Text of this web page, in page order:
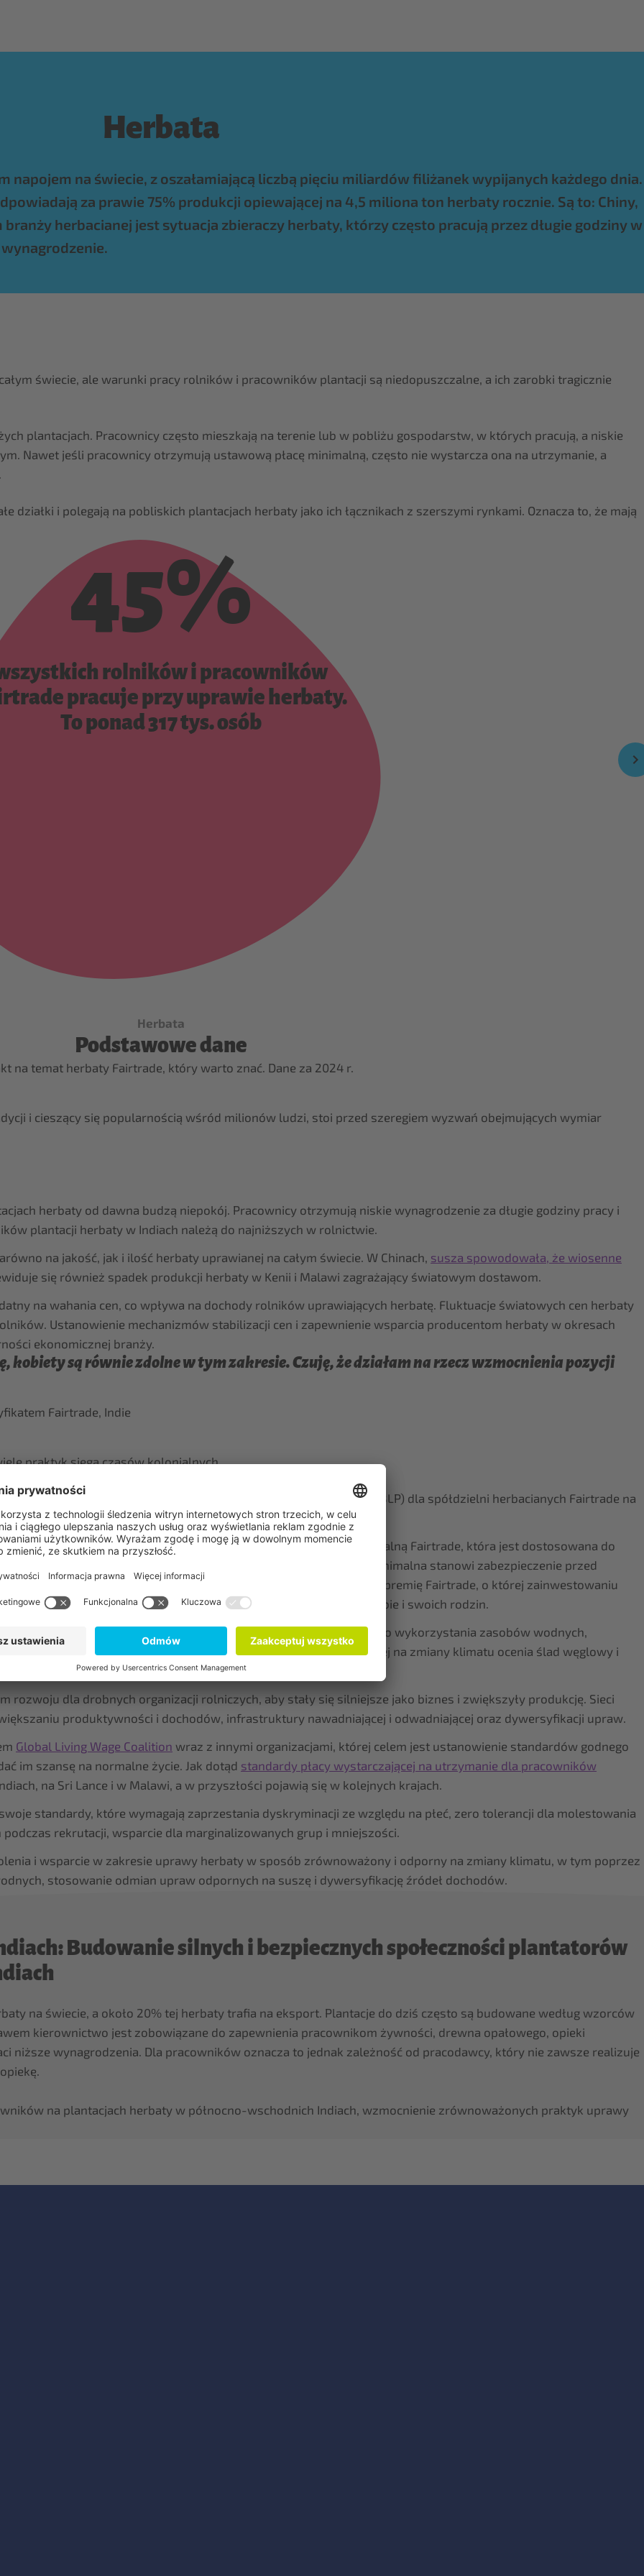
Herbata
napojem na świecie, z oszałamiającą liczbą pięciu miliardów filiżanek wypijanych każdego dnia.
za prawie 75% produkcji opiewającej na 4,5 miliona ton herbaty rocznie. Są to: Chiny,
herbacianej jest sytuacja zbieraczy herbaty, którzy często pracują przez długie godziny w
świecie, ale warunki pracy rolników i pracowników plantacji są niedopuszczalne, a ich zarobki tragicznie
plantacjach. Pracownicy często mieszkają na terenie lub w pobliżu gospodarstw, w których pracują, a niskie
Nawet jeśli pracownicy otrzymują ustawową płacę minimalną, często nie wystarcza ona na utrzymanie, a
działki i polegają na pobliskich plantacjach herbaty jako ich łącznikach z szerszymi rynkami. Oznacza to, że mają
45%
rolników i pracowników
pracuje przy uprawie herbaty.
To ponad 317 tys. osób
Herbata
Podstawowe dane
na temat herbaty Fairtrade, który warto znać. Dane za 2024 r.
i cieszący się popularnością wśród milionów ludzi, stoi przed szeregiem wyzwań obejmujących wymiar
herbaty od dawna budzą niepokój. Pracownicy otrzymują niskie wynagrodzenie za długie godziny pracy i
plantacji herbaty w Indiach należą do najniższych w rolnictwie.
na jakość, jak i ilość herbaty uprawianej na całym świecie. W Chinach, susza spowodowała, że wiosenne
się również spadek produkcji herbaty w Kenii i Malawi zagrażający światowym dostawom.
na wahania cen, co wpływa na dochody rolników uprawiających herbatę. Fluktuacje światowych cen herbaty
Ustanowienie mechanizmów stabilizacji cen i zapewnienie wsparcia producentom herbaty w okresach
ekonomicznej branży.
są równie zdolne w tym zakresie. Czuję, że działam na rzecz wzmocnienia pozycji
Fairtrade, Indie
praktyk sięga czasów kolonialnych.
mamy globalny Program Lepszych Praktyk Pracy Fairtrade (BLP) dla spółdzielni herbacianych Fairtrade na
ryzyku dla osób szczególnie narażonych.
certyfikat Fairtrade otrzymują za swoją herbatę cenę minimalną Fairtrade, która jest dostosowana do
herbata organiczna otrzymuje wyższą cenę skupu). Cena minimalna stanowi zabezpieczenie przed
do bankructwa. Oprócz ceny sprzedaży producenci otrzymują premię Fairtrade, o której zainwestowaniu
premię na bezpośrednie świadczenia finansowe dla siebie i swoich rodzin.
i wsparcie w zakresie zrównoważonej uprawy herbaty, lepszego wykorzystania zasobów wodnych,
źródeł dochodu. Ponadto program Produkcji herbaty odpornej na zmiany klimatu ocenia ślad węglowy i
do eksportu) w miejscu pochodzenia.
rozwoju dla drobnych organizacji rolniczych, aby stały się silniejsze jako biznes i zwiększyły produkcję. Sieci
produktywności i dochodów, infrastruktury nawadniającej i odwadniającej oraz dywersyfikacji upraw.
Global Living Wage Coalition wraz z innymi organizacjami, której celem jest ustanowienie standardów godnego
im szansę na normalne życie. Jak dotąd standardy płacy wystarczającej na utrzymanie dla pracowników
na Sri Lance i w Malawi, a w przyszłości pojawią się w kolejnych krajach.
standardy, które wymagają zaprzestania dyskryminacji ze względu na płeć, zero tolerancji dla molestowania
rekrutacji, wsparcie dla marginalizowanych grup i mniejszości.
i wsparcie w zakresie uprawy herbaty w sposób zrównoważony i odporny na zmiany klimatu, w tym poprzez
stosowanie odmian upraw odpornych na suszę i dywersyfikację źródeł dochodów.
Budowanie silnych i bezpiecznych społeczności plantatorów
na świecie, a około 20% tej herbaty trafia na eksport. Plantacje do dziś często są budowane według wzorców
kierownictwo jest zobowiązane do zapewnienia pracownikom żywności, drewna opałowego, opieki
niższe wynagrodzenia. Dla pracowników oznacza to jednak zależność od pracodawcy, który nie zawsze realizuje
na plantacjach herbaty w północno-wschodnich Indiach, wzmocnienie zrównoważonych praktyk uprawy